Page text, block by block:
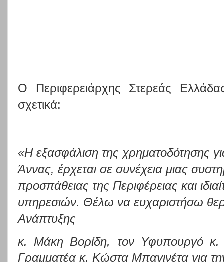
Ο Περιφερειάρχης Στερεάς
σχετικά:
«Η εξασφάλιση της χρηματοδότησης
Άννας, έρχεται σε συνέχεια μιας
προσπάθειας της Περιφέρειας και
υπηρεσιών. Θέλω να ευχαριστήσω
Ανάπτυξης
κ. Μάκη Βορίδη, τον Υφυπουργό κ.
Γραμματέα κ. Κώστα Μπαγινέτα για